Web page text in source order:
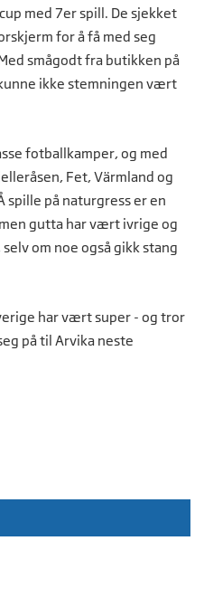
med 7er spill. De sjekket
for å få med seg
smågodt fra butikken på
ikke stemningen vært
fotballkamper, og med
Fet, Värmland og
spille på naturgress er en
gutta har vært ivrige og
om noe også gikk stang
har vært super - og tror
på til Arvika neste